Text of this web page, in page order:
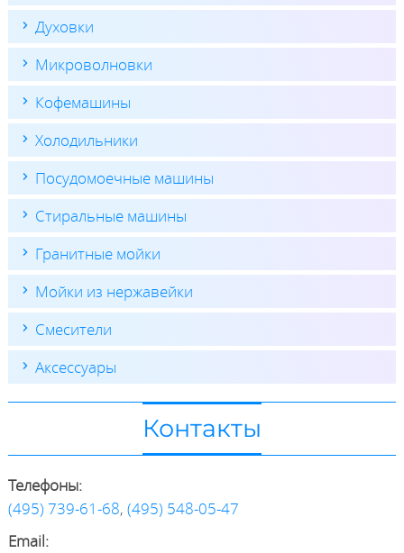
Духовки
Микроволновки
Кофемашины
Холодильники
Посудомоечные машины
Стиральные машины
Гранитные мойки
Мойки из нержавейки
Смесители
Аксессуары
Контакты
Телефоны:
(495) 739-61-68, (495) 548-05-47
Email: